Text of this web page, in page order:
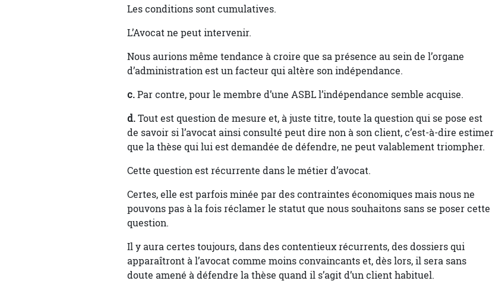
Les conditions sont cumulatives.
L’Avocat ne peut intervenir.
Nous aurions même tendance à croire que sa présence au sein de l’organe
d’administration est un facteur qui altère son indépendance.
c.Par contre, pour le membre d’une ASBL l’indépendance semble acquise.
d.Tout est question de mesure et, à juste titre, toute la question qui se pose est
de savoir si l’avocat ainsi consulté peut dire non à son client, c’est-à-dire estimer
que la thèse qui lui est demandée de défendre, ne peut valablement triompher.
Cette question est récurrente dans le métier d’avocat.
Certes, elle est parfois minée par des contraintes économiques mais nous ne
pouvons pas à la fois réclamer le statut que nous souhaitons sans se poser cette
question.
Il y aura certes toujours, dans des contentieux récurrents, des dossiers qui
apparaîtront à l’avocat comme moins convaincants et, dès lors, il sera sans
doute amené à défendre la thèse quand il s’agit d’un client habituel.